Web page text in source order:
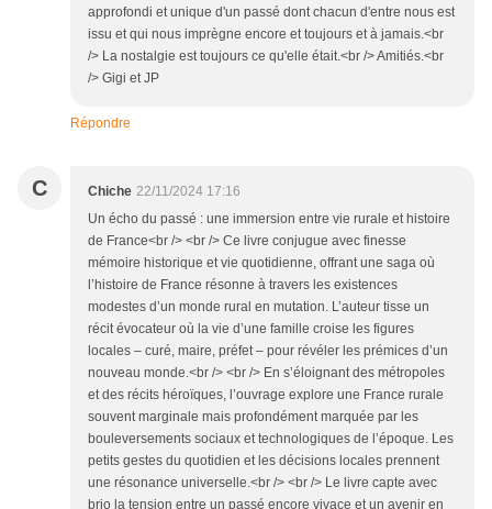
approfondi et unique d'un passé dont chacun d'entre nous est
issu et qui nous imprègne encore et toujours et à jamais.<br
/> La nostalgie est toujours ce qu'elle était.<br /> Amitiés.<br
/> Gigi et JP
Répondre
C Chiche 22/11/2024 17:16
Un écho du passé : une immersion entre vie rurale et histoire
de France<br /> <br /> Ce livre conjugue avec finesse
mémoire historique et vie quotidienne, offrant une saga où
l’histoire de France résonne à travers les existences
modestes d’un monde rural en mutation. L’auteur tisse un
récit évocateur où la vie d’une famille croise les figures
locales – curé, maire, préfet – pour révéler les prémices d’un
nouveau monde.<br /> <br /> En s’éloignant des métropoles
et des récits héroïques, l’ouvrage explore une France rurale
souvent marginale mais profondément marquée par les
bouleversements sociaux et technologiques de l’époque. Les
petits gestes du quotidien et les décisions locales prennent
une résonance universelle.<br /> <br /> Le livre capte avec
brio la tension entre un passé encore vivace et un avenir en